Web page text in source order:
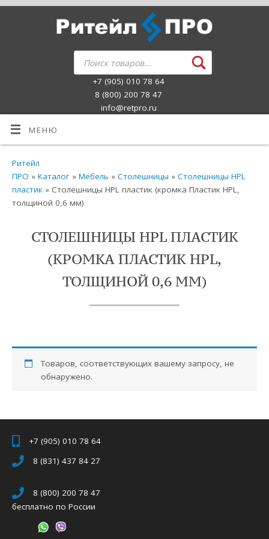
+7 (905) 010 78 64
8 (800) 200 78 47
info@retpro.ru
МЕНЮ
Ритейл
ПРО »Каталог »Мебель »Столешницы »Столешницы HPL
пластик » Столешницы HPL пластик (кромка Пластик HPL,
толщиной 0,6 мм)
СТОЛЕШНИЦЫ HPL ПЛАСТИК
(КРОМКА ПЛАСТИК HPL,
ТОЛЩИНОЙ 0,6 ММ)
Товаров, соответствующих вашему запросу, не
обнаружено.
+7 (905) 010 78 64
8 (831) 437 84 27
8 (800) 200 78 47
бесплатно по России